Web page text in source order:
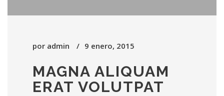
por admin 9 enero, 2015
MAGNA ALIQUAM
ERAT VOLUTPAT